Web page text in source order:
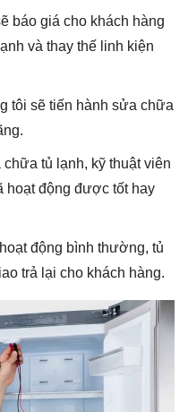
báo giá cho khách hàng
và thay thế linh kiện
tôi sẽ tiến hành sửa chữa
tủ lạnh, kỹ thuật viên
hoạt động được tốt hay
động bình thường, tủ
trả lại cho khách hàng.